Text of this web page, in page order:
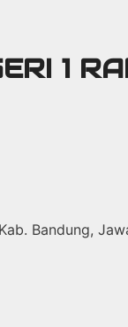
1
Bandung,